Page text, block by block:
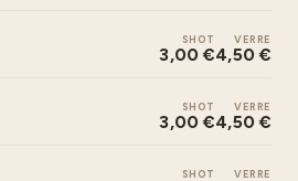
SHOT
3,00 €
VERRE
4,50 €
SHOT
3,00 €
VERRE
4,50 €
SHOT VERRE